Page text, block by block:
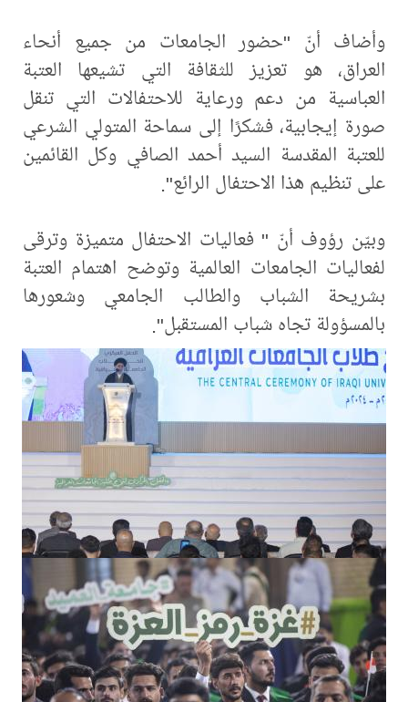
وأضاف أنّ "حضور الجامعات من جميع أنحاء
العراق، هو تعزيز للثقافة التي تشيعها العتبة
العباسية من دعم ورعاية للاحتفالات التي تنقل
صورة إيجابية، فشكرًا إلى سماحة المتولي الشرعي
للعتبة المقدسة السيد أحمد الصافي وكل القائمين
على تنظيم هذا الاحتفال الرائع".
وبيّن رؤوف أنّ " فعاليات الاحتفال متميزة وترقى
لفعاليات الجامعات العالمية وتوضح اهتمام العتبة
بشريحة الشباب والطالب الجامعي وشعورها
بالمسؤولة تجاه شباب المستقبل".